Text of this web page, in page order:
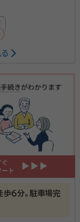
６分。駐車場完